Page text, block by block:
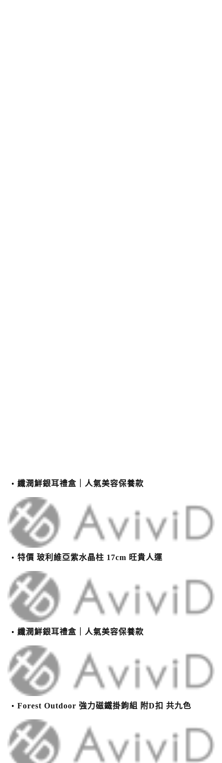
纖潤鮮銀耳禮盒｜人氣美容保養款
特價 玻利維亞紫水晶柱 17cm 旺貴人運
纖潤鮮銀耳禮盒｜人氣美容保養款
Forest Outdoor 強力磁鐵掛鉤組 附D扣 共九色